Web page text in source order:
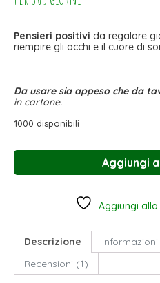
Pensieri positivi da regalare
riempire gli occhi e il cuore di
Dausare sia appeso che da
in cartone.
1000 disponibili
Aggiungi
Aggiungi
Descrizione
Recensioni (1)